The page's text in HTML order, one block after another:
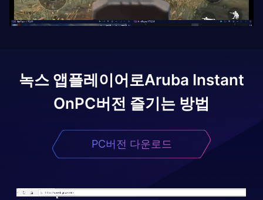
녹스 앱플레이어로Aruba Instant
OnPC버전 즐기는 방법
PC버전 다운로드